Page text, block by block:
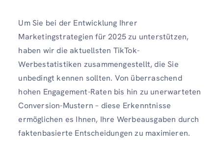
Um Sie bei der Entwicklung Ihrer
Marketingstrategien für 2025 zu unterstützen,
haben wir die aktuellsten TikTok-
Werbestatistiken zusammengestellt, die Sie
unbedingt kennen sollten. Von überraschend
hohen Engagement-Raten bis hin zu unerwarteten
Conversion-Mustern – diese Erkenntnisse
ermöglichen es Ihnen, Ihre Werbeausgaben durch
faktenbasierte Entscheidungen zu maximieren.